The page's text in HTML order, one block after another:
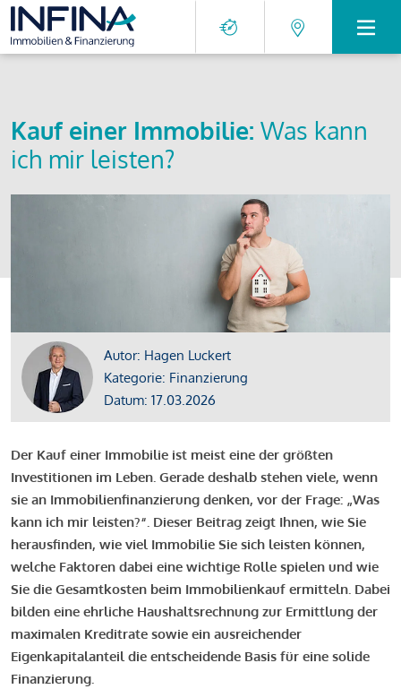
Kauf einer Immobilie: Was kann
ich mir leisten?
Autor: Hagen Luckert
Kategorie: Finanzierung
Datum: 17.03.2026
Der Kauf einer Immobilie ist meist eine der größten
Investitionen im Leben. Gerade deshalb stehen viele, wenn
sie an Immobilienfinanzierung denken, vor der Frage: „Was
kann ich mir leisten?“. Dieser Beitrag zeigt Ihnen, wie Sie
herausfinden, wie viel Immobilie Sie sich leisten können,
welche Faktoren dabei eine wichtige Rolle spielen und wie
Sie die Gesamtkosten beim Immobilienkauf ermitteln. Dabei
bilden eine ehrliche Haushaltsrechnung zur Ermittlung der
maximalen Kreditrate sowie ein ausreichender
Eigenkapitalanteil die entscheidende Basis für eine solide
Finanzierung.